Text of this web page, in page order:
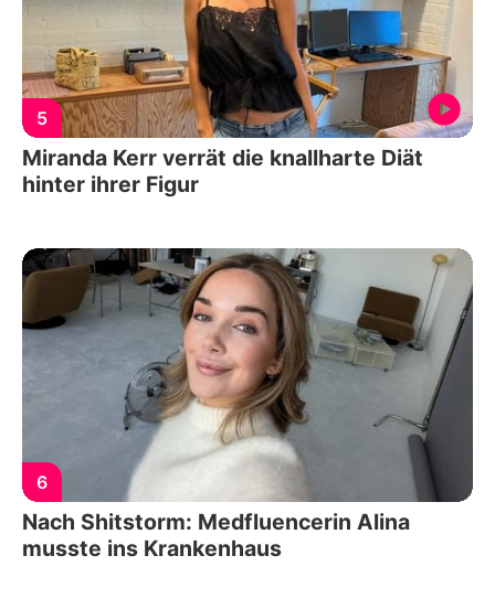
5
Miranda Kerr verrät die knallharte Diät
hinter ihrer Figur
6
Nach Shitstorm: Medfluencerin Alina
musste ins Krankenhaus